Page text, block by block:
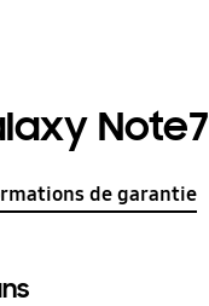
Note7
de garantie